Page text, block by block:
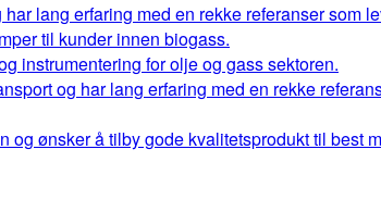
lang erfaring med en rekke referanser som
til kunder innen biogass.
instrumentering for olje og gass sektoren.
og har lang erfaring med en rekke
og ønsker å tilby gode kvalitetsprodukt til best